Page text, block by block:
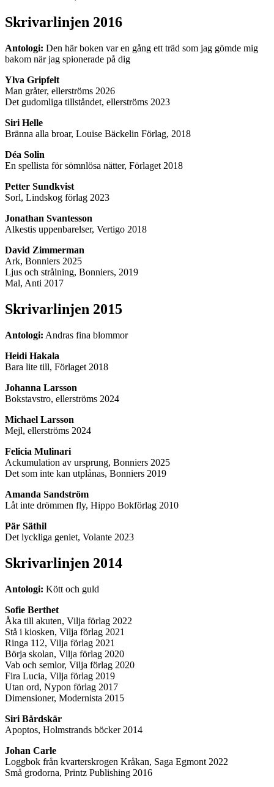
Skrivarlinjen 2016
Antologi: Den här boken var en gång ett träd som jag gömde mig
bakom när jag spionerade på dig
Ylva Gripfelt
Man gråter, ellerströms 2026
Det gudomliga tillståndet, ellerströms 2023
Siri Helle
Bränna alla broar, Louise Bäckelin Förlag, 2018
Déa Solin
En spellista för sömnlösa nätter, Förlaget 2018
Petter Sundkvist
Sorl, Lindskog förlag 2023
Jonathan Svantesson
Alkestis uppenbarelser, Vertigo 2018
David Zimmerman
Ark, Bonniers 2025
Ljus och strålning, Bonniers, 2019
Mal, Anti 2017
Skrivarlinjen 2015
Antologi: Andras fina blommor
Heidi Hakala
Bara lite till, Förlaget 2018
Johanna Larsson
Bokstavstro, ellerströms 2024
Michael Larsson
Mejl, ellerströms 2024
Felicia Mulinari
Ackumulation av ursprung, Bonniers 2025
Det som inte kan utplånas, Bonniers 2019
Amanda Sandström
Låt inte drömmen fly, Hippo Bokförlag 2010
Pär Säthil
Det lyckliga geniet, Volante 2023
Skrivarlinjen 2014
Antologi: Kött och guld
Sofie Berthet
Åka till akuten, Vilja förlag 2022
Stå i kiosken, Vilja förlag 2021
Ringa 112, Vilja förlag 2021
Börja skolan, Vilja förlag 2020
Vab och semlor, Vilja förlag 2020
Fira Lucia, Vilja förlag 2019
Utan ord, Nypon förlag 2017
Dimensioner, Modernista 2015
Siri Bårdskär
Apoptos, Holmstrands böcker 2014
Johan Carle
Loggbok från kvarterskrogen Kråkan, Saga Egmont 2022
Små grodorna, Printz Publishing 2016